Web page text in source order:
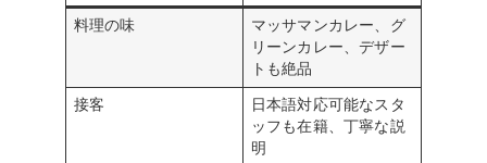
料理の味
マッサマンカレー、グ
リーンカレー、デザー
トも絶品
接客
日本語対応可能なスタ
ッフも在籍、丁寧な説
明